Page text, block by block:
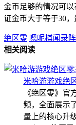
金币足够的情况可
证金币大于等于30，
绝区零 嗯呢棋闻录
相关阅读
米哈游游戏绝
《绝区零》官
频，全面展示
量上的核心升